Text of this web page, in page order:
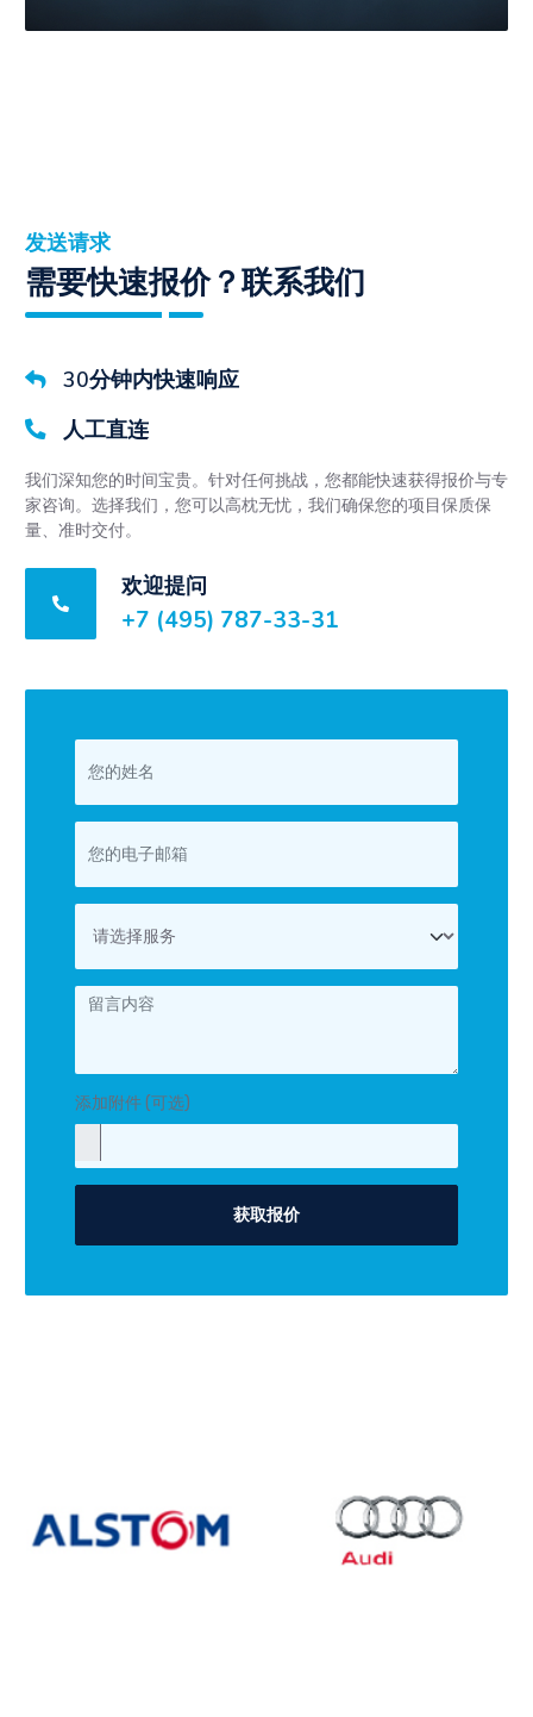
发送请求
需要快速报价？联系我们
30分钟内快速响应
人工直连
我们深知您的时间宝贵。针对任何挑战，您都能快速获得报价与专
家咨询。选择我们，您可以高枕无忧，我们确保您的项目保质保
量、准时交付。
欢迎提问
+7 (495) 787-33-31
添加附件 (可选)
获取报价